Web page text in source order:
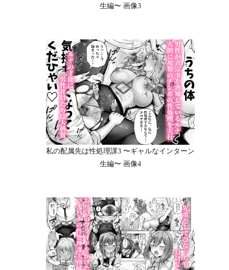
生編〜 画像3
私の配属先は性処理課3 〜ギャルなインターン
生編〜 画像4